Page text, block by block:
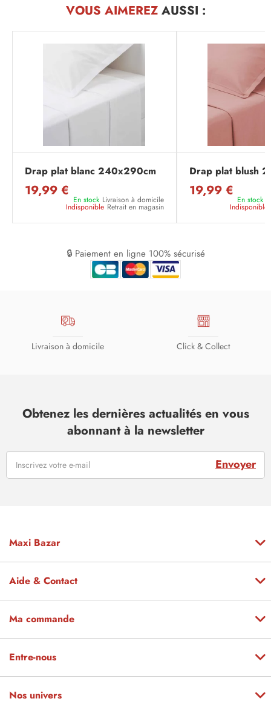
VOUS AIMEREZAUSSI :
Drap plat blanc 240x290cm
19,99 €
En stock Livraison à domicile
Indisponible Retrait en magasin
Drap plat blush
19,99 €
En stock
Indisponible
🔒 Paiement en ligne 100% sécurisé
Livraison à domicile Click & Collect
Obtenez les dernières actualités en vous
abonnant à la newsletter
Envoyer
Maxi Bazar
Aide & Contact
Ma commande
Entre-nous
Nos univers